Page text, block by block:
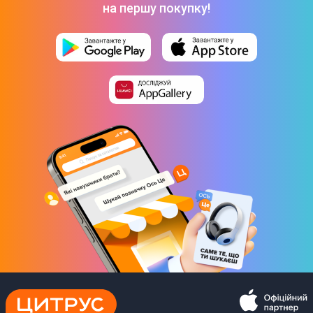
на першу покупку!